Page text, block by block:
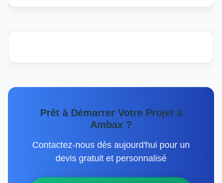
Prêt à Démarrer Votre Projet à
Ambax ?
Contactez-nous dès aujourd'hui pour un
devis gratuit et personnalisé